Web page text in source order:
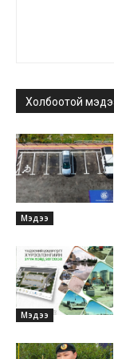
Холбоотой
Мэдээ
Мэдээ